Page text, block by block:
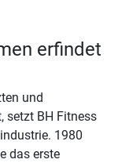
erfindet
und
setzt BH Fitness
1980
das erste